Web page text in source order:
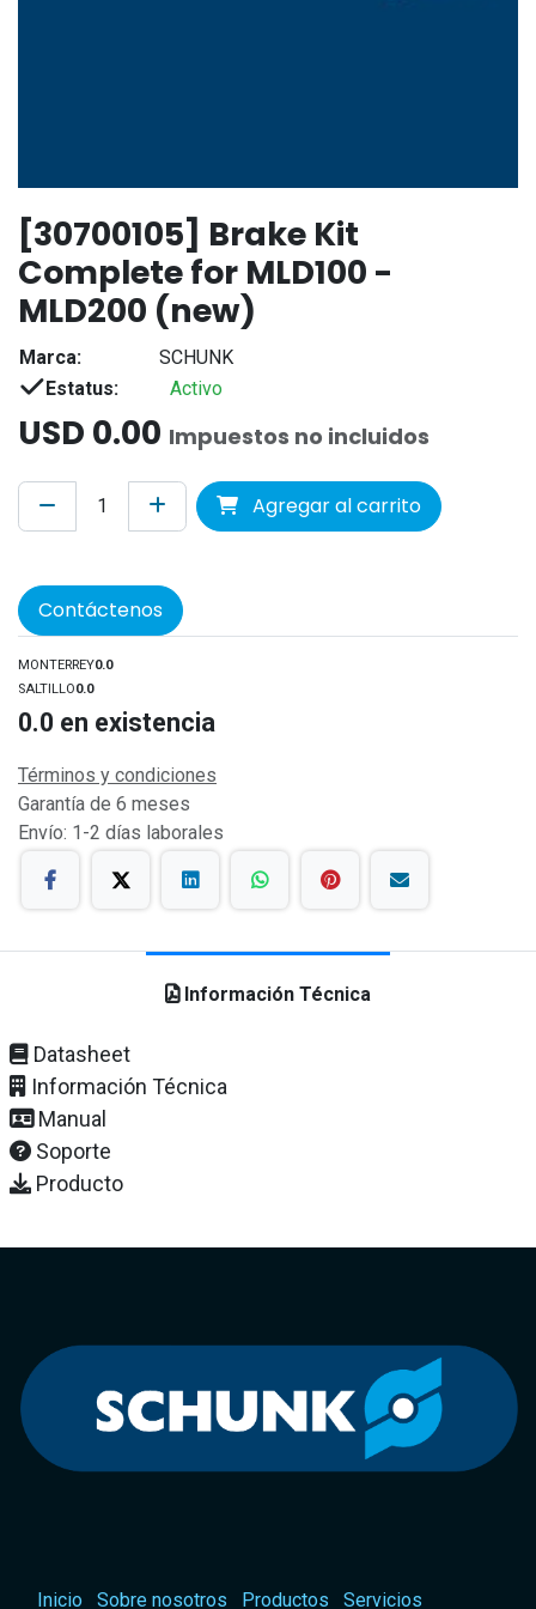
[30700105] Brake Kit
Complete for MLD100 -
MLD200 (new)
Marca:
SCHUNK
Estatus:
Activo
USD 0.00 Impuestos no incluidos
Agregar al carrito
Contáctenos
MONTERREY0.0
SALTILLO0.0
0.0 en existencia
Términos y condiciones
Garantía de 6 meses
Envío: 1-2 días laborales
Información Técnica
Datasheet
Información Técnica
Manual
Soporte
Producto
Inicio Sobre nosotros Productos Servicios